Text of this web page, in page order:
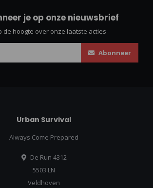
je op onze nieuwsbrief
de hoogte over onze laatste acties
Abonneer
Urban Survival
Always Come Prepared
De Run 4312
5503 LN
Veldhoven